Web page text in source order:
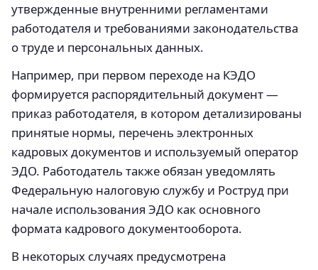
утвержденные внутренними регламентами
работодателя и требованиями законодательства
о труде и персональных данных.
Например, при первом переходе на КЭДО
формируется распорядительный документ —
приказ работодателя, в котором детализированы
принятые нормы, перечень электронных
кадровых документов и используемый оператор
ЭДО. Работодатель также обязан уведомлять
Федеральную налоговую службу и Роструд при
начале использования ЭДО как основного
формата кадрового документооборота.
В некоторых случаях предусмотрена